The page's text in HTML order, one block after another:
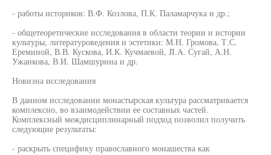
- работы историков: В.Ф. Козлова, П.К. Паламарчука и др.;
- общетеоретические исследования в области теории и истории
культуры, литературоведения и эстетики: М.Н. Громова, Т.С.
Ереминой, В.В. Кускова, И.К. Кучмаевой, JI.A. Сугай, А.Н.
Ужанкова, В.И. Шамшурина и др.
Новизна исследования
В данном исследовании монастырская культура рассматривается
комплексно, во взаимодействии ее составных частей.
Комплексный междисциплинарный подход позволил получить
следующие результаты:
- раскрыть специфику православного монашества как